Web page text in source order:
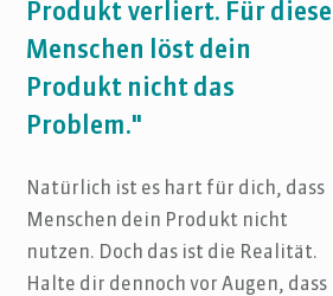
Produkt verliert. Für diese
Menschen löst dein
Produkt nicht das
Problem."
Natürlich ist es hart für dich, dass
Menschen dein Produkt nicht
nutzen. Doch das ist die Realität.
Halte dir dennoch vor Augen, dass